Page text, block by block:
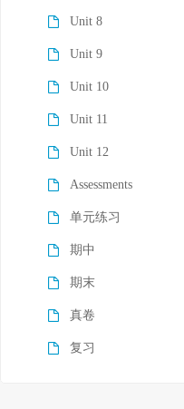
Unit 8
Unit 9
Unit 10
Unit 11
Unit 12
Assessments
单元练习
期中
期末
真卷
复习